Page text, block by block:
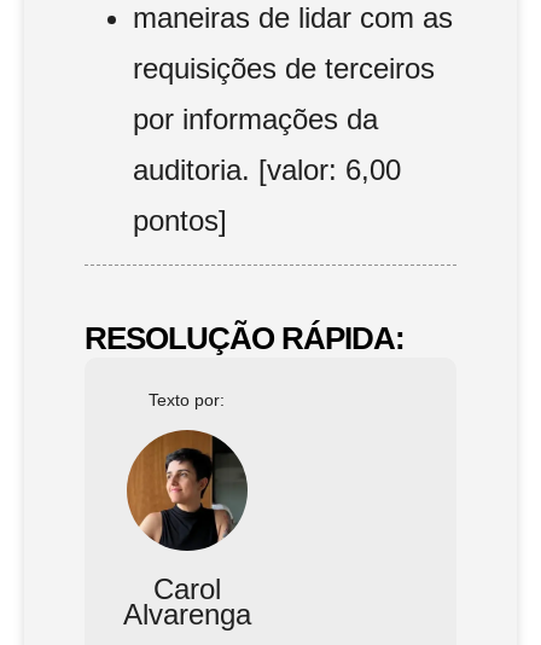
maneiras de lidar com as
requisições de terceiros
por informações da
auditoria. [valor: 6,00
pontos]
RESOLUÇÃO RÁPIDA:
Texto por:
Carol
Alvarenga